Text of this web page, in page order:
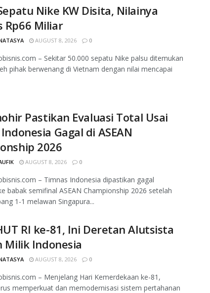
Nike KW Disita, Nilainya
Rp66 Miliar
AUGUST 8, 2026 0
– Sekitar 50.000 sepatu Nike palsu ditemukan
pihak berwenang di Vietnam dengan nilai mencapai
Pastikan Evaluasi Total Usai
Gagal di ASEAN
2026
AUGUST 8, 2026 0
– Timnas Indonesia dipastikan gagal
babak semifinal ASEAN Championship 2026 setelah
1-1 melawan Singapura...
RI ke-81, Ini Deretan Alutsista
Milik Indonesia
AUGUST 8, 2026 0
– Menjelang Hari Kemerdekaan ke-81,
memperkuat dan memodernisasi sistem pertahanan